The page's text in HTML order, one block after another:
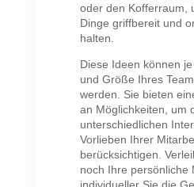
oder den Kofferraum,
Dinge griffbereit und
halten.
Diese Ideen können
und Größe Ihres
werden. Sie bieten
an Möglichkeiten, um
unterschiedlichen
Vorlieben Ihrer
berücksichtigen.
noch Ihre persönliche